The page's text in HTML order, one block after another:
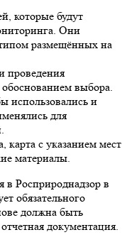
которые будут
Они
размещённых на
проведения
выбора.
использовались и
для
карта с указанием мест
материалы.
в Росприроднадзор в
обязательного
должна быть
документация.